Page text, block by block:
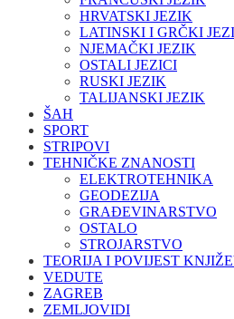
HRVATSKI JEZIK
LATINSKI I GRČKI
NJEMAČKI JEZIK
OSTALI JEZICI
RUSKI JEZIK
TALIJANSKI JEZIK
ŠAH
SPORT
STRIPOVI
TEHNIČKE ZNANOSTI
ELEKTROTEHNIKA
GEODEZIJA
GRAĐEVINARSTVO
OSTALO
STROJARSTVO
TEORIJA I POVIJEST
VEDUTE
ZAGREB
ZEMLJOVIDI